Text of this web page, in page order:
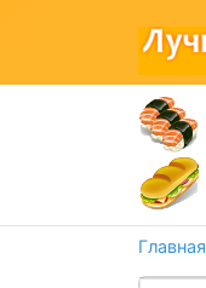
Главная